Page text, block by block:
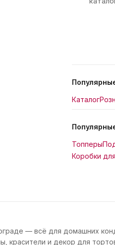
Каталог
Топперы
Коробки
— всё для домашних
красители и декор для